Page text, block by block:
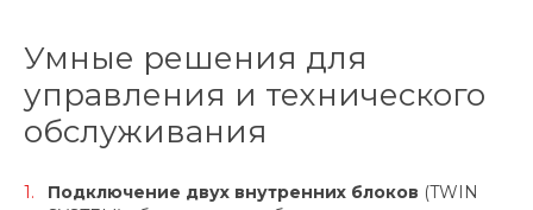
Умные решения для
управления и технического
обслуживания
Подключение двух внутренних блоков (TWIN